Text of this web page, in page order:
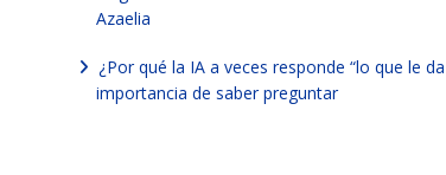
Azaelia
¿Por qué la IA a veces responde “lo que le
importancia de saber preguntar